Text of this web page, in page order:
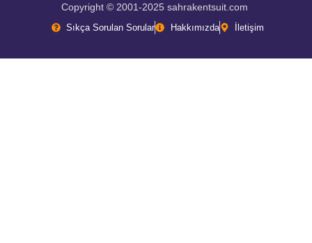
Copyright © 2001-2025 sahrakentsuit.com
Sıkça Sorulan Sorular Hakkımızda İletişim